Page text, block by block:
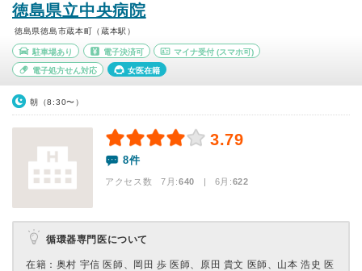
徳島県立中央病院
徳島県徳島市蔵本町（蔵本駅）
駐車場あり 電子決済可 マイナ受付 (スマホ可)
電子処方せん対応 女医在籍
朝（8:30〜）
3.79
8件
アクセス数 7月:640 | 6月:622
循環器専門医について
在籍：奥村 宇信 医師、岡田 歩 医師、原田 貴文 医師、山本 浩史 医